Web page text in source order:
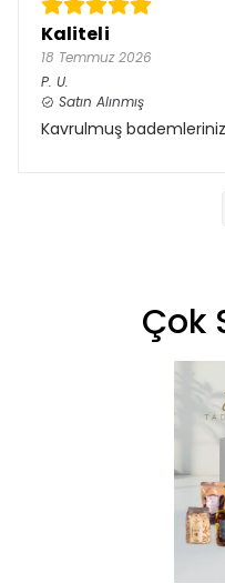
Kaliteli
18 Temmuz 2026
P. U.
Satın Alınmış
Kavrulmuş
Çok